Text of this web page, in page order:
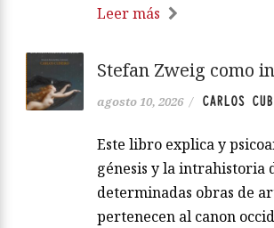
Leer más
Stefan Zweig como
agosto 10, 2026 / CARLOS
Este libro explica y
génesis y la intrahistoria
determinadas obras de
pertenecen al canon